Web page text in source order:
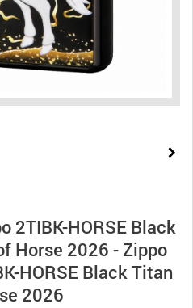
2TIBK-HORSE Black
Horse 2026 - Zippo
HORSE Black Titan
2026